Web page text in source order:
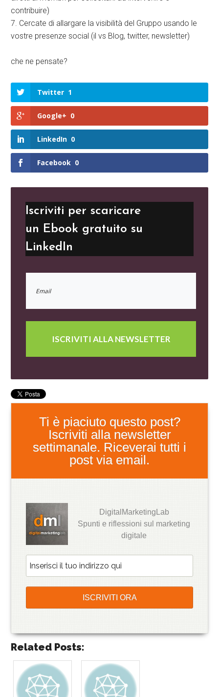
contribuire)
7. Cercate di allargare la visibilità del Gruppo usando le
vostre presenze social (il vs Blog, twitter, newsletter)
che ne pensate?
Twitter 1
Google+ 0
LinkedIn 0
Facebook 0
Iscriviti per scaricare
un Ebook gratuito su
LinkedIn
ISCRIVITI ALLA NEWSLETTER
Ti è piaciuto questo post?
Iscriviti alla newsletter
settimanale. Riceverai tutti i
post via email.
DigitalMarketingLab
Spunti e riflessioni sul marketing
digitale
Related Posts: